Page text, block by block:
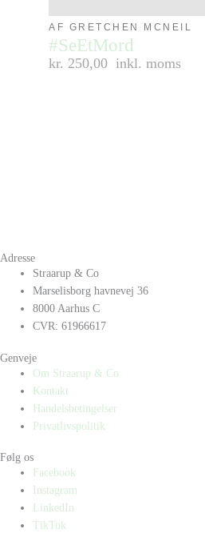
AF GRETCHEN MCNEIL
#SeEtMord
kr. 250,00 inkl. moms
Adresse
Straarup & Co
Marselisborg havnevej 36
8000 Aarhus C
CVR: 61966617
Genveje
Om Straarup & Co
Kontakt
Handelsbetingelser
Privatlivspolitik
Følg os
Facebook
Instagram
LinkedIn
TikTok